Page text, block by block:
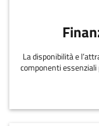
La disponibilità e
componenti essenziali